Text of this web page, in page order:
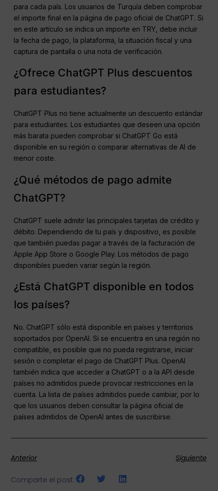
para cada país. Los usuarios de Turquía deben comprobar
el importe final en la página de pago oficial de ChatGPT. Si
en este artículo se indica un importe en TRY, debe incluir
la fecha de pago, la plataforma, la situación fiscal y una
captura de pantalla o una nota de verificación.
¿Ofrece ChatGPT Plus descuentos
para estudiantes?
ChatGPT Plus no tiene actualmente un descuento estándar
para estudiantes. Los estudiantes que deseen una opción
más barata pueden comprobar si ChatGPT Go está
disponible en su región o comparar alternativas de AI de
menor coste.
¿Qué métodos de pago admite
ChatGPT?
ChatGPT suele admitir las principales tarjetas de crédito y
débito. Dependiendo de tu país y dispositivo, es posible
que también puedas pagar a través de la facturación de
Apple App Store o Google Play. Los métodos de pago
disponibles pueden variar según la región.
¿Está ChatGPT disponible en todos
los países?
No. ChatGPT sólo está disponible en países y territorios
soportados por OpenAI. Si se encuentra en una región no
compatible, es posible que no pueda registrarse, iniciar
sesión o completar el pago de ChatGPT Plus. OpenAI
también indica que acceder a ChatGPT o a la API desde
países no admitidos puede provocar restricciones en la
cuenta. La lista de países admitidos puede cambiar, por lo
que los usuarios deben consultar la página oficial de
países admitidos de OpenAI antes de suscribirse.
Anterior Siguiente
Comparte el post: